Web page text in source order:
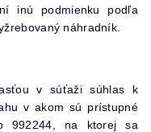
inú podmienku podľa
náhradník.
v súťaži súhlas k
v akom sú prístupné
992244, na ktorej sa